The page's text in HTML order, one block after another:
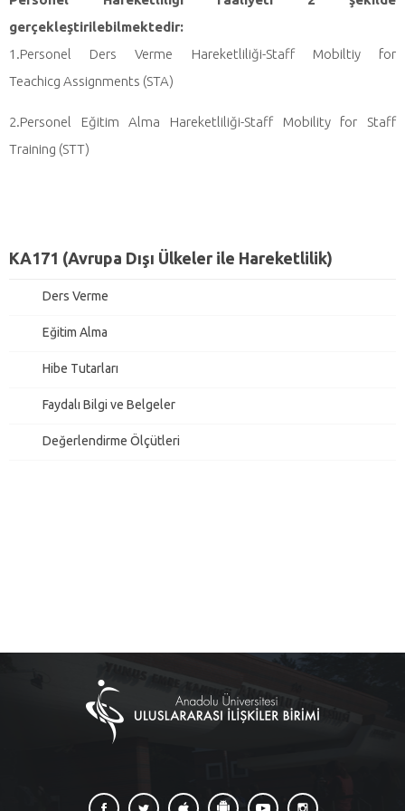
gerçekleştirilebilmektedir:
1.Personel Ders Verme Hareketliliği-Staff Mobiltiy for
Teachicg Assignments (STA)
2.Personel Eğitim Alma Hareketliliği-Staff Mobility for Staff
Training (STT)
KA171 (Avrupa Dışı Ülkeler ile Hareketlilik)
Ders Verme
Eğitim Alma
Hibe Tutarları
Faydalı Bilgi ve Belgeler
Değerlendirme Ölçütleri